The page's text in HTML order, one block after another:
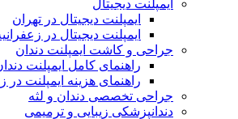
ایمپلنت دیجیتال
ایمپلنت دیجیتال در تهران
ایمپلنت دیجیتال در زعفرانیه تهران
جراحی و کاشت ایمپلنت دندان
راهنمای کامل ایمپلنت دندان در
راهنمای هزینه ایمپلنت در زعفرانیه
جراحی تخصصی دندان و لثه
دندانپزشکی زیبایی و ترمیمی